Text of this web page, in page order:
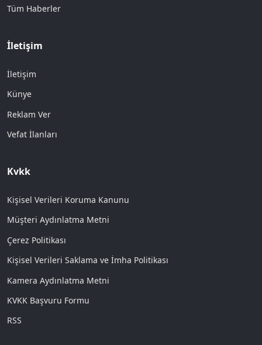
Tüm Haberler
İletişim
İletişim
Künye
Reklam Ver
Vefat İlanları
Kvkk
Kişisel Verileri Koruma Kanunu
Müşteri Aydınlatma Metni
Çerez Politikası
Kişisel Verileri Saklama ve İmha Politikası
Kamera Aydınlatma Metni
KVKK Başvuru Formu
RSS